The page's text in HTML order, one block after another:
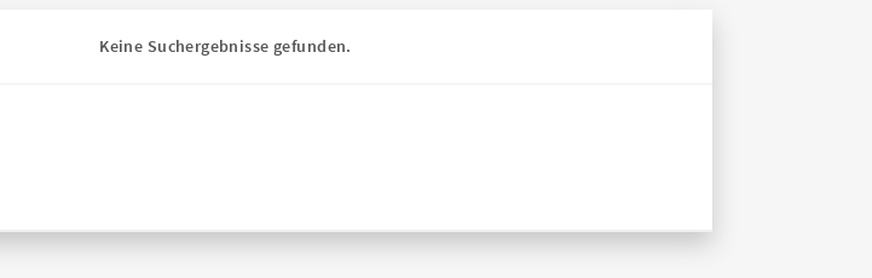
Keine Suchergebnisse gefunden.